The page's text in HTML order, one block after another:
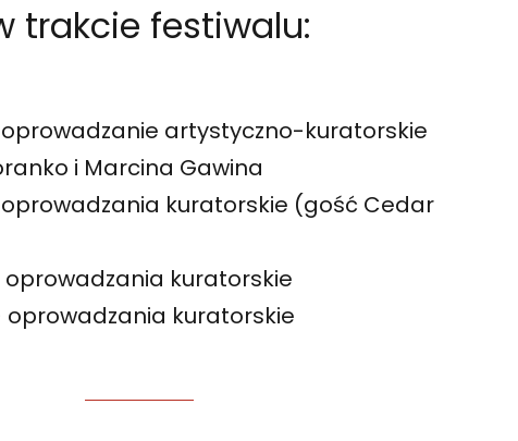
trakcie festiwalu:
oprowadzanie artystyczno-kuratorskie
i Marcina Gawina
oprowadzania kuratorskie (gość Cedar
oprowadzania kuratorskie
oprowadzania kuratorskie